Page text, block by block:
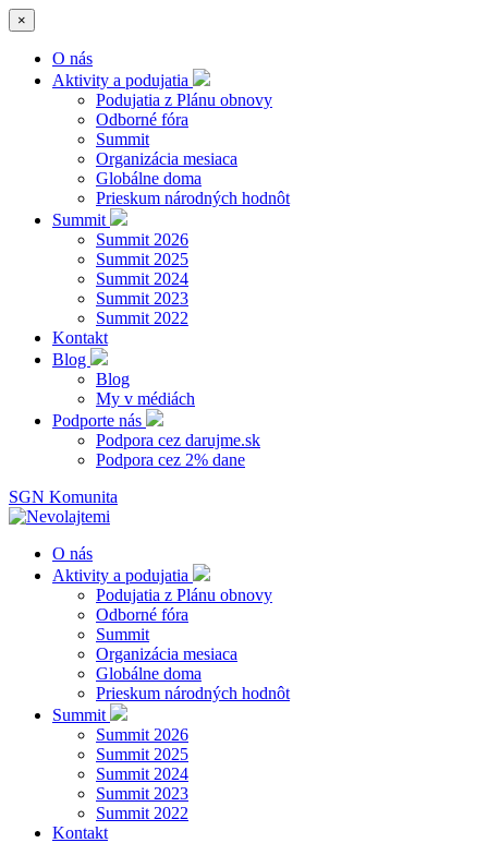
×
O nás
Aktivity a podujatia
Podujatia z Plánu obnovy
Odborné fóra
Summit
Organizácia mesiaca
Globálne doma
Prieskum národných hodnôt
Summit
Summit 2026
Summit 2025
Summit 2024
Summit 2023
Summit 2022
Kontakt
Blog
Blog
My v médiách
Podporte nás
Podpora cez darujme.sk
Podpora cez 2% dane
SGN Komunita
O nás
Aktivity a podujatia
Podujatia z Plánu obnovy
Odborné fóra
Summit
Organizácia mesiaca
Globálne doma
Prieskum národných hodnôt
Summit
Summit 2026
Summit 2025
Summit 2024
Summit 2023
Summit 2022
Kontakt